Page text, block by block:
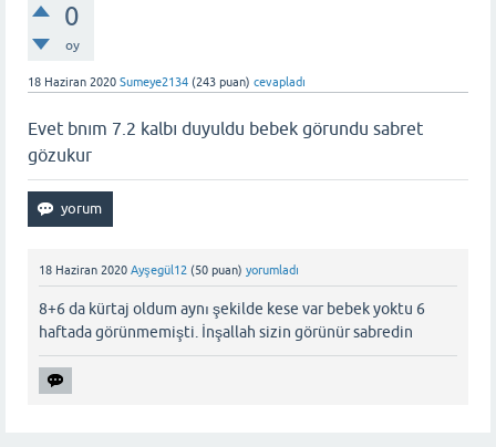
0
oy
18 Haziran 2020 Sumeye2134 (243 puan) cevapladı
Evet bnım 7.2 kalbı duyuldu bebek görundu sabret
gözukur
18 Haziran 2020 Ayşegül12 (50 puan) yorumladı
8+6 da kürtaj oldum aynı şekilde kese var bebek yoktu 6
haftada görünmemişti. İnşallah sizin görünür sabredin